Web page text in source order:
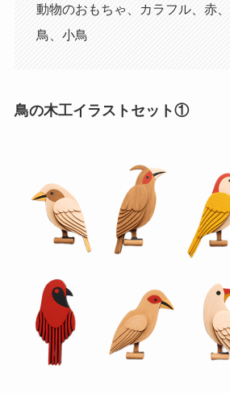
動物のおもちゃ、カラフル、赤
鳥、小鳥
鳥の木工イラストセット①